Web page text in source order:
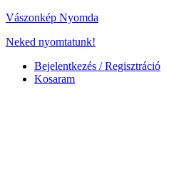
Vászonkép Nyomda
Neked nyomtatunk!
Bejelentkezés / Regisztráció
Kosaram